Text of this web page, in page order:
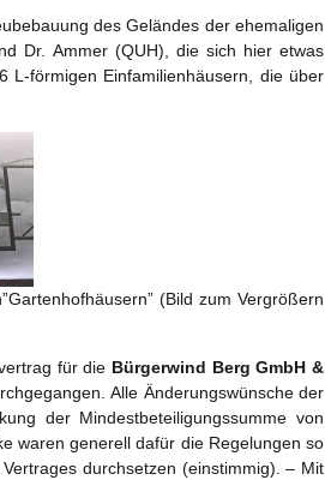
des Geländes der ehemaligen
Dr. Ammer (QUH), die sich hier etwas
L-förmigen Einfamilienhäusern, die über
(Bild zum Vergrößern
für die Bürgerwind Berg GmbH &
Alle Änderungswünsche der
der Mindestbeteiligungssumme von
waren generell dafür die Regelungen so
durchsetzen (einstimmig). – Mit